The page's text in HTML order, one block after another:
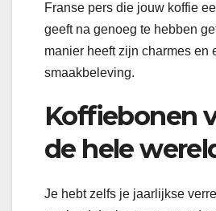
Franse pers die jouw koffie
geeft na genoeg te hebben
manier heeft zijn charmes en
smaakbeleving.
Koffiebonen
de hele
Je hebt zelfs je jaarlijkse